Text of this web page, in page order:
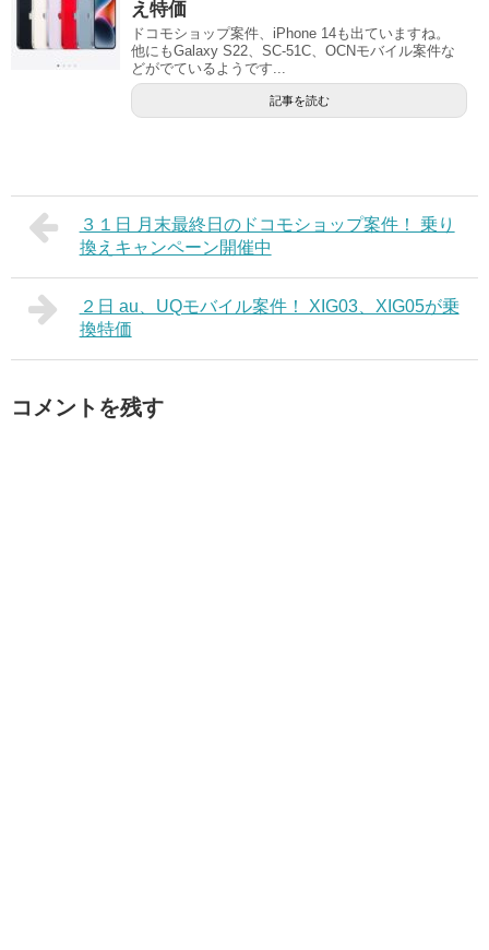
え特価
ドコモショップ案件、iPhone 14も出ていますね。
他にもGalaxy S22、SC-51C、OCNモバイル案件な
どがでているようです...
記事を読む
３１日 月末最終日のドコモショップ案件！ 乗り
換えキャンペーン開催中
２日 au、UQモバイル案件！ XIG03、XIG05が乗
換特価
コメントを残す